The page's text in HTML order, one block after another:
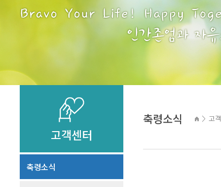
고객센터
축령소식
축령소식 > 고